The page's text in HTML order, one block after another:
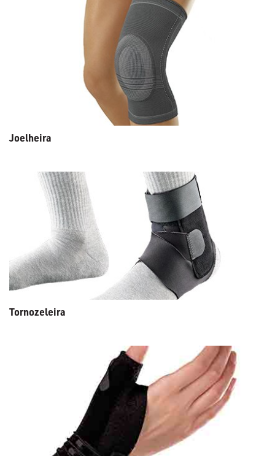
Joelheira
Tornozeleira